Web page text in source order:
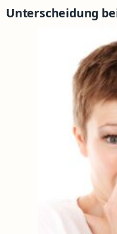
Unterscheidung